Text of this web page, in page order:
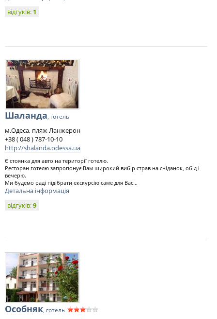
відгуків: 1
Шаланда, готель
м.Одеса, пляж Ланжерон
+38 ( 048 ) 787-10-10
http://shalanda.odessa.ua
Є стоянка для авто на території готелю.
Ресторан готелю запропонує Вам широкий вибір страв на сніданок, обід і
вечерю.
Ми будемо раді підібрати екскурсію саме для Вас...
Детальна інформація
відгуків:9
Особняк, готель